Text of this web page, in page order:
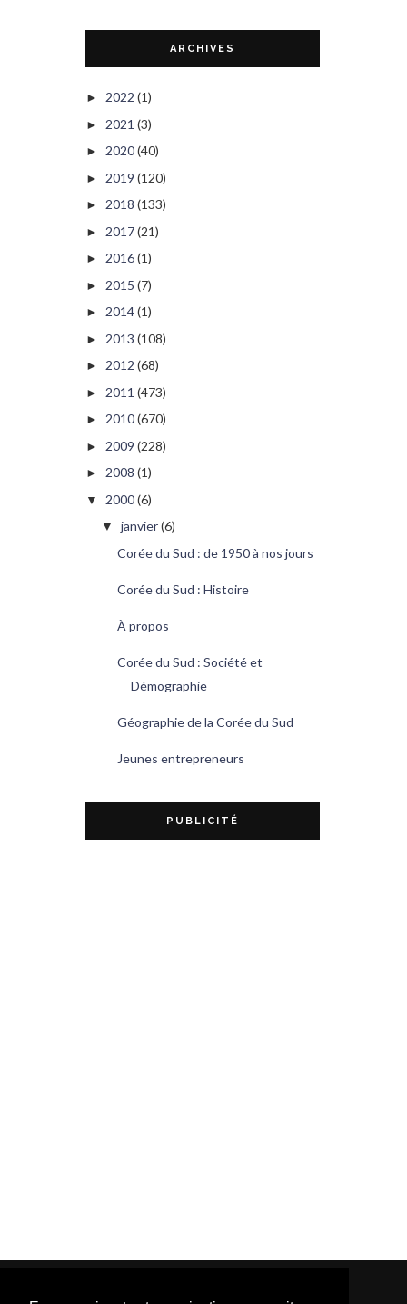
ARCHIVES
► 2022 (1)
► 2021 (3)
► 2020(40)
► 2019 (120)
► 2018 (133)
► 2017(21)
► 2016(1)
► 2015 (7)
► 2014(1)
► 2013 (108)
► 2012 (68)
► 2011 (473)
► 2010(670)
► 2009 (228)
► 2008 (1)
▼ 2000(6)
▼ janvier(6)
Corée du Sud : de 1950 à nos jours
Corée du Sud : Histoire
À propos
Corée du Sud : Société et
Démographie
Géographie de la Corée du Sud
Jeunes entrepreneurs
PUBLICITÉ